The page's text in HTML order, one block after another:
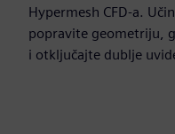
Hypermesh CFD-a.
popravite geometriju,
i otključajte dublje